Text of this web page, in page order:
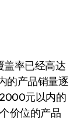
的产品销量逐
元以内的
价位的产品